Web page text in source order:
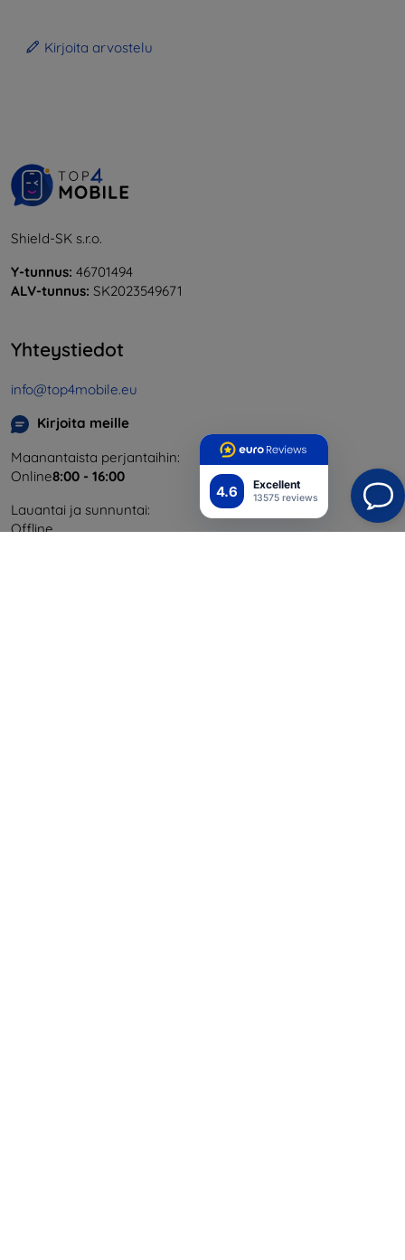
4.6 Excellent
13575 reviews
Kirjoita arvostelu
Shield-SK s.r.o.
Y-tunnus: 46701494
ALV-tunnus: SK2023549671
Yhteystiedot
info@top4mobile.eu
Kirjoita meille
Maanantaista perjantaihin:
Online8:00 - 16:00
Lauantai ja sunnuntai:
Offline